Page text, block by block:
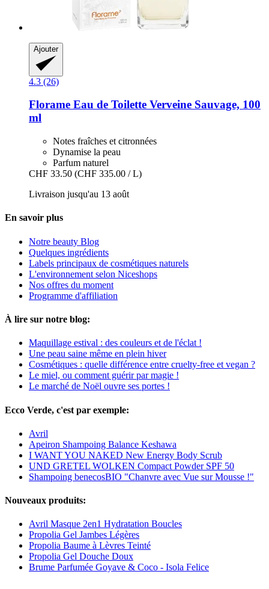
Ajouter
4.3 (26)
Florame Eau de Toilette Verveine Sauvage, 100
ml
Notes fraîches et citronnées
Dynamise la peau
Parfum naturel
CHF 33.50 (CHF 335.00 / L)
Livraison jusqu'au 13 août
En savoir plus
Notre beauty Blog
Quelques ingrédients
Labels principaux de cosmétiques naturels
L'environnement selon Niceshops
Nos offres du moment
Programme d'affiliation
À lire sur notre blog:
Maquillage estival : des couleurs et de l'éclat !
Une peau saine même en plein hiver
Cosmétiques : quelle différence entre cruelty-free et vegan ?
Le miel, ou comment guérir par magie !
Le marché de Noël ouvre ses portes !
Ecco Verde, c'est par exemple:
Avril
Apeiron Shampoing Balance Keshawa
I WANT YOU NAKED New Energy Body Scrub
UND GRETEL WOLKEN Compact Powder SPF 50
Shampoing benecosBIO "Chanvre avec Vue sur Mousse !"
Nouveaux produits:
Avril Masque 2en1 Hydratation Boucles
Propolia Gel Jambes Légères
Propolia Baume à Lèvres Teinté
Propolia Gel Douche Doux
Brume Parfumée Goyave & Coco - Isola Felice